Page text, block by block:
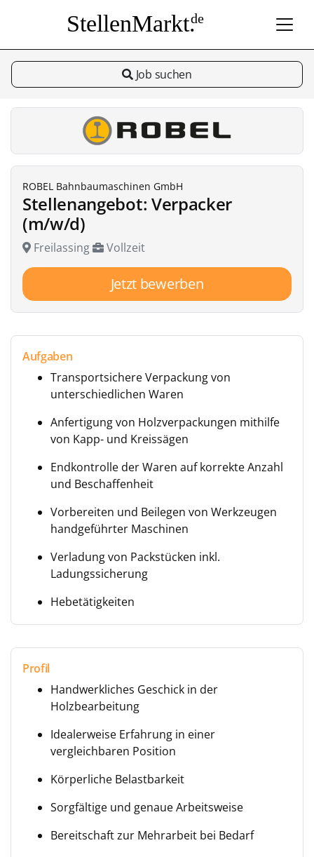
StellenMarkt.de
Job suchen
ROBEL Bahnbaumaschinen GmbH
Stellenangebot: Verpacker
(m/w/d)
Freilassing Vollzeit
Jetzt bewerben
Aufgaben
Transportsichere Verpackung von
unterschiedlichen Waren
Anfertigung von Holzverpackungen mithilfe
von Kapp- und Kreissägen
Endkontrolle der Waren auf korrekte Anzahl
und Beschaffenheit
Vorbereiten und Beilegen von Werkzeugen
handgeführter Maschinen
Verladung von Packstücken inkl.
Ladungssicherung
Hebetätigkeiten
Profil
Handwerkliches Geschick in der
Holzbearbeitung
Idealerweise Erfahrung in einer
vergleichbaren Position
Körperliche Belastbarkeit
Sorgfältige und genaue Arbeitsweise
Bereitschaft zur Mehrarbeit bei Bedarf